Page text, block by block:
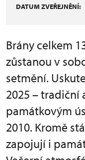
DATUM ZVEŘEJNĚNÍ:
Brány celkem
zůstanou v
setmění.
2025 – tradiční
památkovým
2010. Kromě
zapojují i